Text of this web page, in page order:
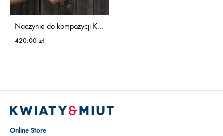
Naczynie do kompozycji KWIATY&MIUT
420.00 zł
Online Store